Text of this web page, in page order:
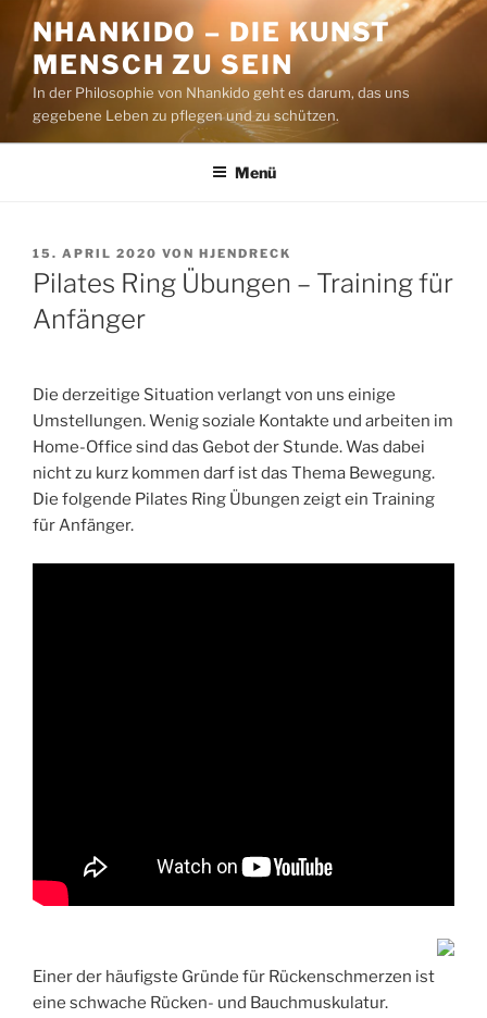
Zum
Inhalt
springen
NHANKIDO – DIE KUNST
MENSCH ZU SEIN
In der Philosophie von Nhankido geht es darum, das uns
gegebene Leben zu pflegen und zu schützen.
Menü
VERÖFFENTLICHT
AM
15. APRIL 2020 VON HJENDRECK
Pilates Ring Übungen – Training für
Anfänger
Die derzeitige Situation verlangt von uns einige
Umstellungen. Wenig soziale Kontakte und arbeiten im
Home-Office sind das Gebot der Stunde. Was dabei
nicht zu kurz kommen darf ist das Thema Bewegung.
Die folgende Pilates Ring Übungen zeigt ein Training
für Anfänger.
Einer der häufigste Gründe für Rückenschmerzen ist
eine schwache Rücken- und Bauchmuskulatur.